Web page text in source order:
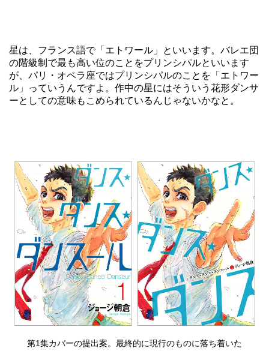
星は、フランス語で「エトワール」といいます。バレエ団
の階級制で最も高い位のことをプリンシパルといいます
が、パリ・オペラ座ではプリンシパルのことを「エトワー
ル」っていうんですよ。作中の星にはそういう花形ダンサ
ーとしての意味もこめられているんじゃないかなと。
第1集カバーの提出案。最終的に現行のものに落ち着いた